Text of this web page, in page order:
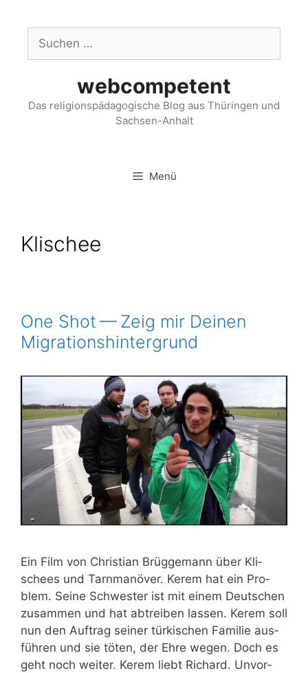
webcompetent
Das religionspädagogische Blog aus Thüringen und
Sachsen-Anhalt
Menü
Klischee
One Shot — Zeig mir Deinen
Migrationshintergrund
Ein Film von Chris­ti­an Brüg­ge­mann über Kli­
schees und Tarn­ma­nö­ver. Kerem hat ein Pro­
blem. Sei­ne Schwes­ter ist mit einem Deut­schen
zusam­men und hat abtrei­ben las­sen. Kerem soll
nun den Auf­trag sei­ner tür­ki­schen Fami­lie aus­
füh­ren und sie töten, der Ehre wegen. Doch es
geht noch wei­ter. Kerem liebt Richard. Unvor­